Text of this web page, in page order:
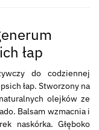
łap
do codziennej
łap. Stworzony na
olejków ze
Balsam wzmacnia i
naskórka. Głęboko